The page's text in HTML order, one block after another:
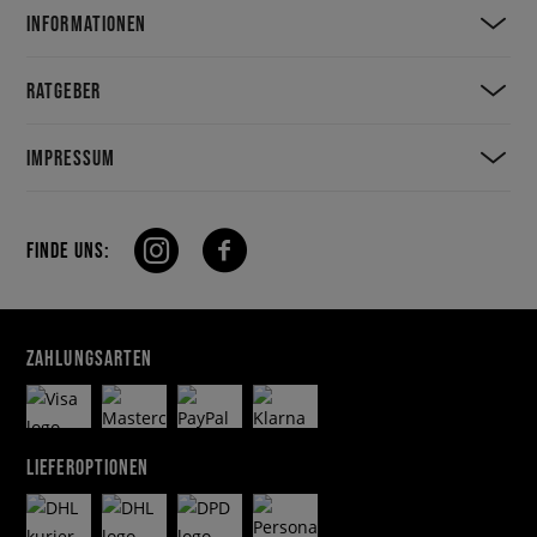
INFORMATIONEN
RATGEBER
IMPRESSUM
FINDE UNS:
ZAHLUNGSARTEN
LIEFEROPTIONEN